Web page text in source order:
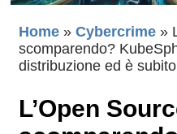
Home » Cybercrime »
scomparendo?
distribuzione ed è
L’Open